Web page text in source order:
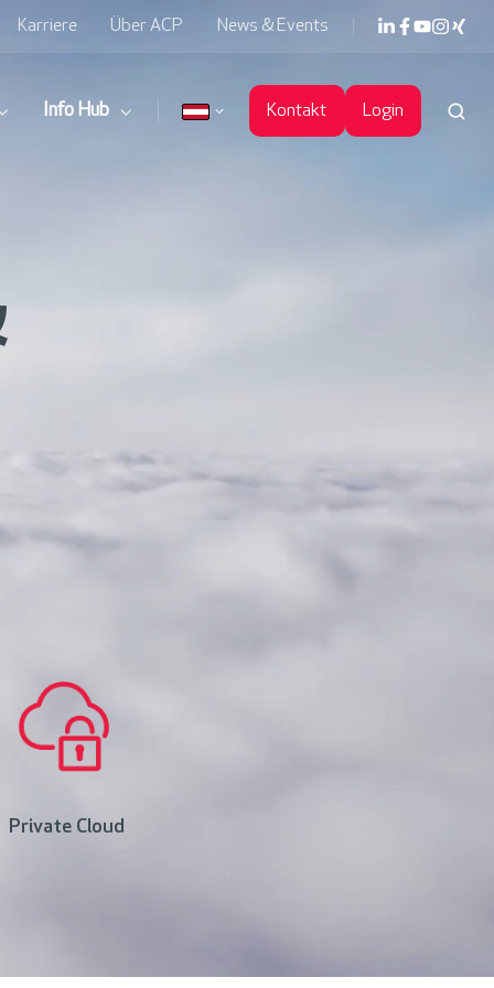
Karriere Über ACP News & Events
Info Hub Kontakt Login
Private Cloud